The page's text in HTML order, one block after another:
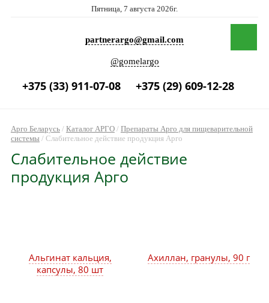
Пятница, 7 августа 2026г.
partnerargo@gmail.com
@gomelargo
+375 (33) 911-07-08 +375 (29) 609-12-28
Арго Беларусь/ Каталог АРГО/ Препараты Арго для пищеварительной
системы / Слабительное действие продукция Арго
Слабительное действие
продукция Арго
Альгинат кальция,
капсулы, 80 шт
Ахиллан, гранулы, 90 г